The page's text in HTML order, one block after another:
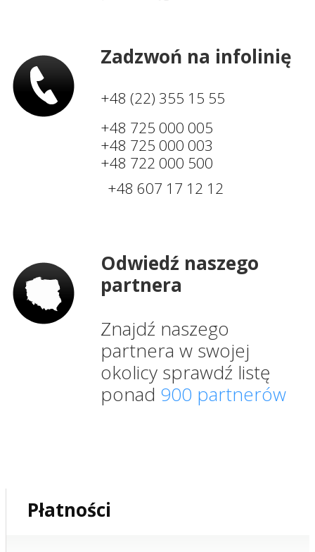
Zadzwoń na infolinię
+48 (22) 355 15 55
+48 725 000 005
+48 725 000 003
+48 722 000 500
+48 607 17 12 12
Odwiedź naszego
partnera
Znajdź naszego
partnera w swojej
okolicy sprawdź listę
ponad 900 partnerów
Płatności